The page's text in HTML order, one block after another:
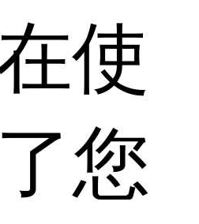
使
您